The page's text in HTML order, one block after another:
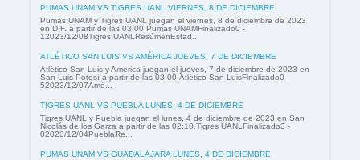
PUMAS UNAM VS TIGRES UANL VIERNES, 8 DE DICIEMBRE
Pumas UNAM y Tigres UANL juegan el viernes, 8 de diciembre de 2023
en D.F. a partir de las 03:00.Pumas UNAMFinalizado0 -
12023/12/08Tigres UANLResúmenEstad...
ATLÉTICO SAN LUIS VS AMÉRICA JUEVES, 7 DE DICIEMBRE
Atlético San Luis y América juegan el jueves, 7 de diciembre de 2023 en
San Luis Potosí a partir de las 03:00.Atlético San LuisFinalizado0 -
52023/12/07Amé...
TIGRES UANL VS PUEBLA LUNES, 4 DE DICIEMBRE
Tigres UANL y Puebla juegan el lunes, 4 de diciembre de 2023 en San
Nicolás de los Garza a partir de las 02:10.Tigres UANLFinalizado3 -
02023/12/04PueblaRe...
PUMAS UNAM VS GUADALAJARA LUNES, 4 DE DICIEMBRE